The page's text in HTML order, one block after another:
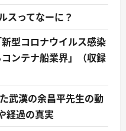
スってなーに？
型コロナウイルス感染
ンテナ船業界」（収録
武漢の余昌平先生の動
経過の真実